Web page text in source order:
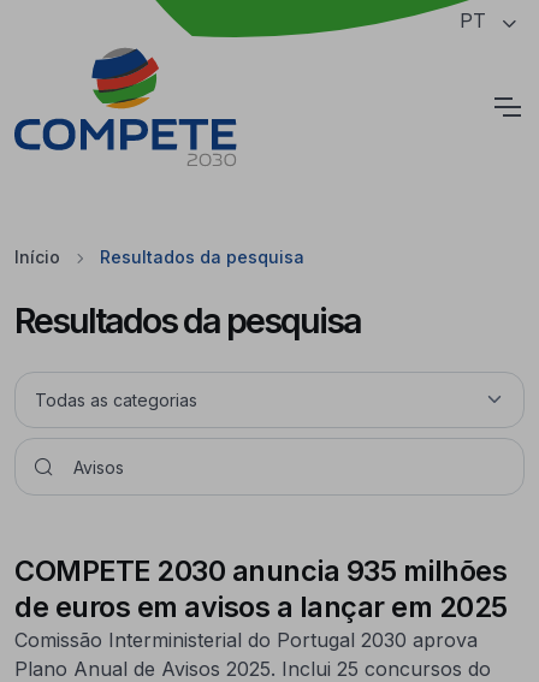
Saltar para o conteúdo principal da página PT
Início Resultados da pesquisa
Resultados da pesquisa
COMPETE 2030 anuncia 935 milhões
de euros em avisos a lançar em 2025
Comissão Interministerial do Portugal 2030 aprova
Plano Anual de Avisos 2025. Inclui 25 concursos do